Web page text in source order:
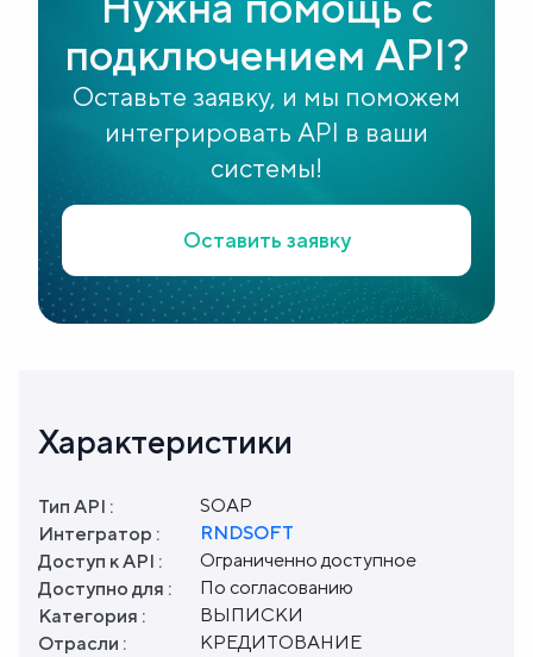
FAQ
подключением API?
Оставьте заявку, и мы поможем
интегрировать API в ваши
системы!
Оставить заявку
Характеристики
Тип API :
SOAP
Интегратор :
RNDSOFT
Доступ к API :
Ограниченно доступное
Доступно для :
По согласованию
Категория :
ВЫПИСКИ
Отрасли :
КРЕДИТОВАНИЕ